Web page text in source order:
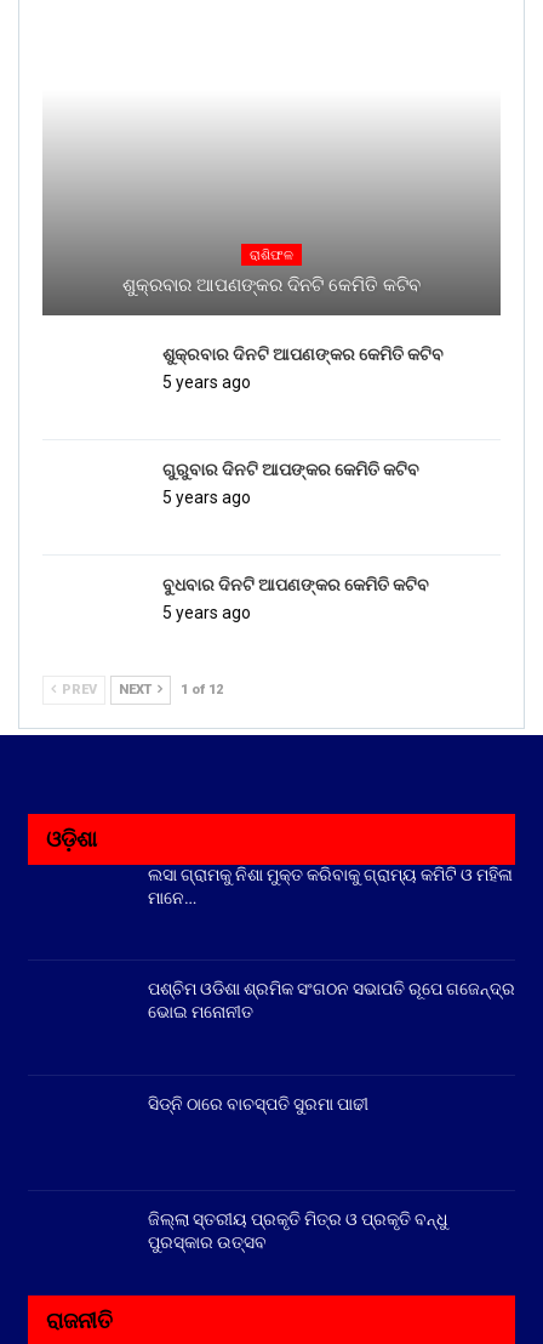
ରାଶିଫଳ
ଶୁକ୍ରବାର ଆପଣଙ୍କର ଦିନଟି କେମିତି କଟିବ
ଶୁକ୍ରବାର ଦିନଟି ଆପଣଙ୍କର କେମିତି କଟିବ
5 years ago
ଗୁରୁବାର ଦିନଟି ଆପଙ୍କର କେମିତି କଟିବ
5 years ago
ବୁଧବାର ଦିନଟି ଆପଣଙ୍କର କେମିତି କଟିବ
5 years ago
PREV NEXT 1 of 12
ଓଡ଼ିଶା
ଲସା ଗ୍ରାମକୁ ନିଶା ମୁକ୍ତ କରିବାକୁ ଗ୍ରାମ୍ୟ କମିଟି ଓ ମହିଳା
ମାନେ…
ପଶ୍ଚିମ ଓଡିଶା ଶ୍ରମିକ ସଂଗଠନ ସଭାପତି ରୂପେ ଗଜେନ୍ଦ୍ର
ଭୋଇ ମନୋନୀତ
ସିଡ୍‌ନି ଠାରେ ବାଚସ୍ପତି ସୁରମା ପାଢୀ
ଜିଲ୍ଲା ସ୍ତରୀୟ ପ୍ରକୃତି ମିତ୍ର ଓ ପ୍ରକୃତି ବନ୍ଧୁ
ପୁରସ୍କାର ଉତ୍ସବ
ରାଜନୀତି